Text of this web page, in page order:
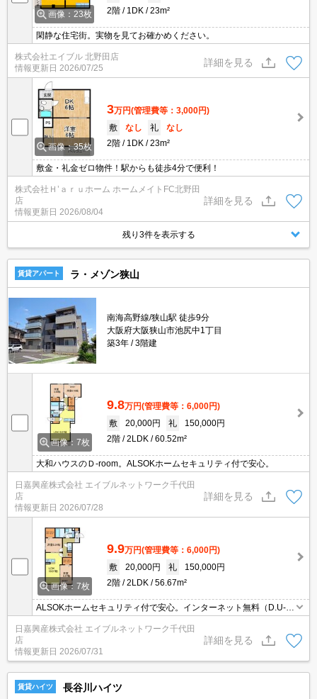
画像：23枚
2階
1DK 23m²
閑静な住宅街。実物を見てお確かめください。
株式会社エイブル 北野田店
情報更新日 2026/07/25
詳細を見る
画像：35枚
3万円(管理費等：3,000円)
敷
なし 礼
なし
2階
1DK 23m²
敷金・礼金ゼロ物件！駅からも徒歩4分で便利！
株式会社Ｈ’ａｒｕホーム ホームメイトFC北野田
店
情報更新日 2026/08/04
詳細を見る
残り3件を表示する
賃貸アパート ラ・メゾン狭山
南海高野線/狭山駅 徒歩9分
大阪府大阪狭山市池尻中1丁目
築3年
3階建
画像：7枚
9.8万円(管理費等：6,000円)
敷
20,000円 礼
150,000円
2階
2LDK 60.52m²
大和ハウスのＤ-room。ALSOKホームセキュリティ付で安心。
日嘉興産株式会社 エイブルネットワーク千代田
店
情報更新日 2026/07/28
詳細を見る
画像：7枚
9.9万円(管理費等：6,000円)
敷
20,000円 礼
150,000円
2階
2LDK 56.67m²
ALSOKホームセキュリティ付で安心。インターネット無料（D.U-N
ET）
日嘉興産株式会社 エイブルネットワーク千代田
店
情報更新日 2026/07/31
詳細を見る
賃貸ハイツ 長谷川ハイツ